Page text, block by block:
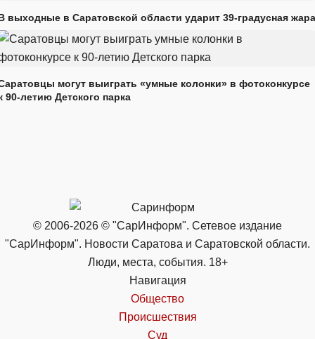
выходные в Саратовской области ударит 39-градусная жара
могут выиграть «умные колонки» в фотоконкурсе
90-летию Детского парка
© 2006-2026 © "СарИнформ". Сетевое издание
"СарИнформ". Новости Саратова и Саратовской области.
Люди, места, события. 18+
Навигация
Общество
Происшествия
Суд